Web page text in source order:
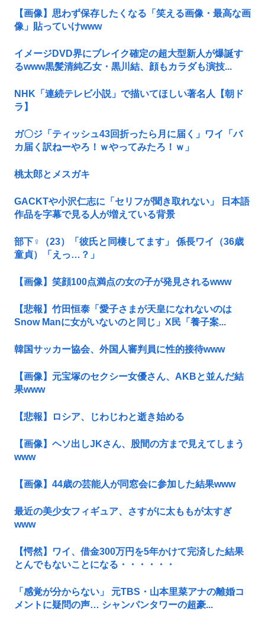
【画像】思わず保存したくなる「笑える画像・最高な画
像」貼っていけwww
イメージDVD界にブレイク確定の超大型新人が爆誕す
るwww黒髪清純乙女・黒川結、顔もカラダも演技...
NHK「連続テレビ小説」で描いてほしい著名人【朝ド
ラ】
ガ〇ジ「ティッシュ43回折ったら月に届く」ワイ「バ
カ届く訳ねーやろ！ｗやってみたろ！ｗ」
桃太郎とメスガキ
GACKTや小沢仁志に「セリフが聞き取れない」 日本語
作品を字幕で見る人が増えている背景
部下♀（23）「彼氏と同棲してます」 係長ワイ（36歳
童貞）「えっ…？」
【画像】笑顔100点満点の女の子が発見されるwww
【悲報】竹田恒泰「愛子さまが天皇になれないのは
Snow Manに女がいないのと同じ」X民「養子案...
韓国サッカー協会、外国人審判員に性的接待www
【画像】元宝塚のセクシー女優さん、AKBと並んだ結
果www
【悲報】ロシア、じわじわと逝き始める
【画像】ヘソ出しJKさん、股間の方まで見えてしまう
www
【画像】44歳の芸能人が同窓会に参加した結果www
最近の美少女フィギュア、さすがに太ももが太すぎ
www
【愕然】ワイ、借金300万円を5年かけて完済した結果
とんでもないことになる・・・・・・
「感覚が分からない」 元TBS・山本里菜アナの離婚コ
メントに疑問の声… シャンパンタワーの超豪...